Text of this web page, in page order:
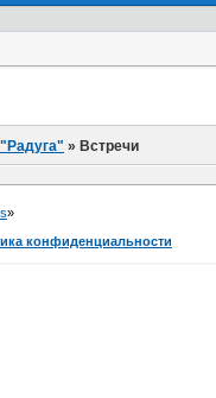
»Встречи
»
конфиденциальности